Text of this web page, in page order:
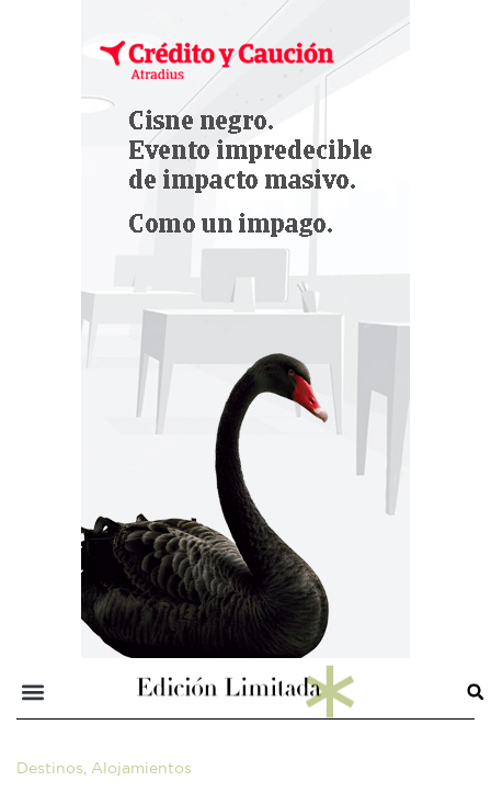
Destinos, Alojamientos